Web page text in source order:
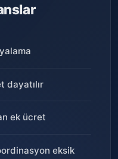
dayatılır
ek ücret
eksik